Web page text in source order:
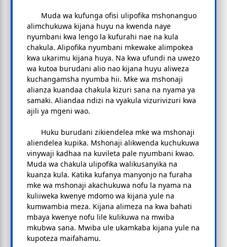
Muda wa kufunga ofisi ulipofika mshonanguo
alimchukuwa kijana huyu na kwenda naye
nyumbani kwa lengo la kufurahi nae na kula
chakula. Alipofika nyumbani mkewake alimpokea
kwa ukarimu kijana huya. Na kwa ufundi na uwezo
wa kutoa burudani alio nao kijana huyu aliweza
kuchangamsha nyumba hii. Mke wa mshonaji
alianza kuandaa chakula kizuri sana na nyama ya
samaki. Aliandaa ndizi na vyakula vizurivizuri kwa
ajili ya mgeni wao.
Huku burudani zikiendelea mke wa mshonaji
aliendelea kupika. Mshonaji alikwenda kuchukuwa
vinywaji kadhaa na kuvileta pale nyumbani kwao.
Muda wa chakula ulipofika walikusanyika na
kuanza kula. Katika kufanya manyonjo na furaha
mke wa mshonaji akachukuwa nofu la nyama na
kuliiweka kwenye mdomo wa kijana yule na
kumwambia meza. Kijana alimeza na kwa bahati
mbaya kwenye nofu lile kulikuwa na mwiba
mkubwa sana. Mwiba ule ukamkaba kijana yule na
kupoteza maifahamu.